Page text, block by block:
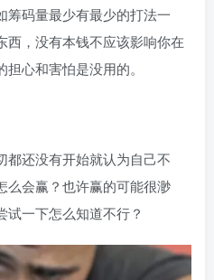
筹码量最少有最少的打法一
西，没有本钱不应该影响你在
心和害怕是没用的。
都还没有开始就认为自己不
么会赢？也许赢的可能很渺
一下怎么知道不行？